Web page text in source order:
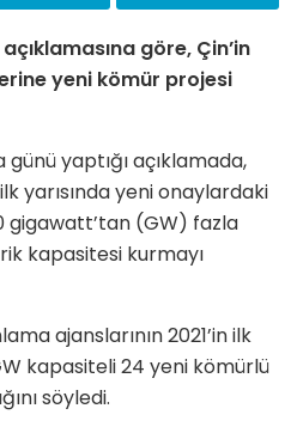
göre, Çin’in
yeni kömür projesi
yaptığı açıklamada,
yarısında yeni onaylardaki
gigawatt’tan (GW) fazla
kapasitesi kurmayı
ajanslarının 2021’in ilk
kapasiteli 24 yeni kömürlü
söyledi.